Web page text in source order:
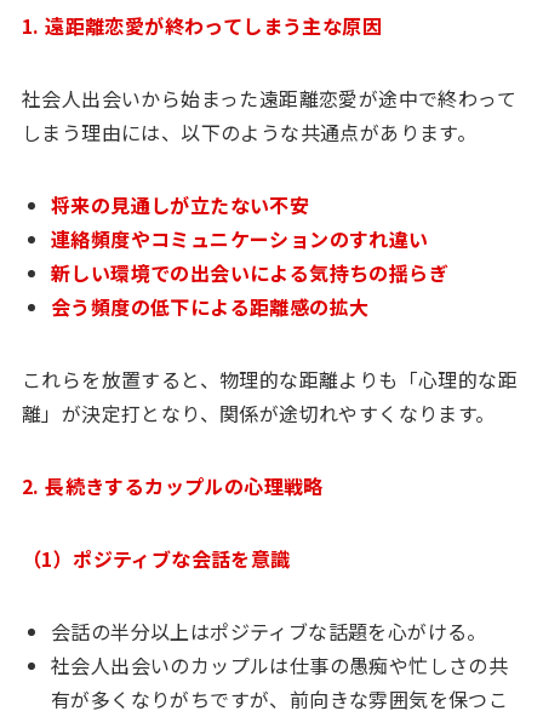
1. 遠距離恋愛が終わってしまう主な原因
社会人出会いから始まった遠距離恋愛が途中で終わって
しまう理由には、以下のような共通点があります。
将来の見通しが立たない不安
連絡頻度やコミュニケーションのすれ違い
新しい環境での出会いによる気持ちの揺らぎ
会う頻度の低下による距離感の拡大
これらを放置すると、物理的な距離よりも「心理的な距
離」が決定打となり、関係が途切れやすくなります。
2. 長続きするカップルの心理戦略
（1）ポジティブな会話を意識
会話の半分以上はポジティブな話題を心がける。
社会人出会いのカップルは仕事の愚痴や忙しさの共
有が多くなりがちですが、前向きな雰囲気を保つこ